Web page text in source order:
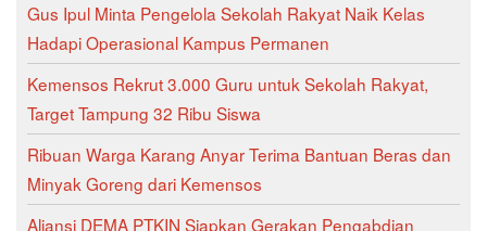
Gus Ipul Minta Pengelola Sekolah Rakyat Naik Kelas
Hadapi Operasional Kampus Permanen
Kemensos Rekrut 3.000 Guru untuk Sekolah Rakyat,
Target Tampung 32 Ribu Siswa
Ribuan Warga Karang Anyar Terima Bantuan Beras dan
Minyak Goreng dari Kemensos
Aliansi DEMA PTKIN Siapkan Gerakan Pengabdian